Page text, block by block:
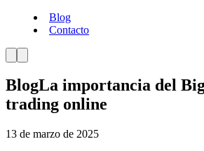
Blog
Contacto
BlogLa importancia del
trading online
13 de marzo de 2025